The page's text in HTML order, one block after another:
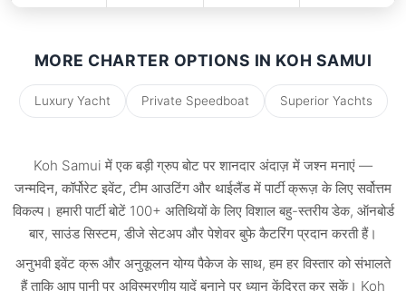
76,500 THB
MORE CHARTER OPTIONS IN KOH SAMUI
Luxury Yacht Private Speedboat Superior Yachts
Koh Samui में एकबड़ी ग्रुप बोट पर शानदार अंदाज़ में जश्न मनाएं —
जन्मदिन, कॉर्पोरेट इवेंट, टीम आउटिंग और थाईलैंड में पार्टी क्रूज़के लिए सर्वोत्तम
विकल्प। हमारी पार्टी बोटें 100+ अतिथियों के लिए विशाल बहु-स्तरीय डेक, ऑनबोर्ड
बार, साउंड सिस्टम, डीजे सेटअप और पेशेवर बुफे कैटरिंग प्रदान करती हैं।
अनुभवी इवेंट क्रू और अनुकूलन योग्य पैकेजके साथ, हम हर विस्तार को संभालते
हैं ताकि आप पानी पर अविस्मरणीय यादें बनाने पर ध्यान केंद्रित कर सकें। Koh